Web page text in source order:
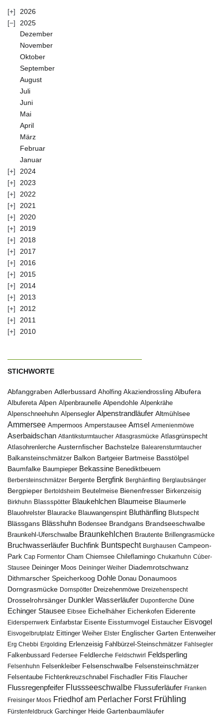
2026
2025
Dezember
November
Oktober
September
August
Juli
Juni
Mai
April
März
Februar
Januar
2024
2023
2022
2021
2020
2019
2018
2017
2016
2015
2014
2013
2012
2011
2010
STICHWORTE
Abfanggraben Adlerbussard Aholfing Akaziendrossling Albufera
Albufereta Alpen Alpenbraunelle Alpendohle Alpenkrähe
Alpenschneehuhn Alpensegler Alpenstrandläufer Altmühlsee
Ammersee Ampermoos Amperstausee Amsel Armenienmöwe
Aserbaidschan Atlantiksturmtaucher Atlasgrasmücke Atlasgrünspecht
Atlasohrenlerche Austernfischer Bachstelze Balearensturmtaucher
Balkansteinschmätzer Balkon Bartgeier Bartmeise Basstölpel
Baumfalke Baumpieper Bekassine Benediktbeuern
Berbersteinschmätzer Bergente Bergfink Berghänfling Berglaubsänger
Bergpieper Bertoldsheim Beutelmeise Bienenfresser Birkenzeisig
Birkhuhn Blassspötter Blaukehlchen Blaumeise Blaumerle
Blauohrelster Blauracke Blauwangenspint Bluthänfling Blutspecht
Blässgans Blässhuhn Bodensee Brandgans Brandseeschwalbe
Braunkehl-Uferschwalbe Braunkehlchen Brautente Brillengrasmücke
Bruchwasserläufer Buchfink Buntspecht Burghausen Campeon-
Park Cap Formentor Cham Chiemsee Chileflamingo Chukarhuhn Cúber-
Stausee Deininger Moos Deininger Weiher Diademrotschwanz
Dithmarscher Speicherkoog Dohle Donau Donaumoos
Dorngrasmücke Dornspötter Dreizehenmöwe Dreizehenspecht
Drosselrohrsänger Dunkler Wasserläufer Dupontlerche Düne
Echinger Stausee Eibsee Eichelhäher Eichenkofen Eiderente
Eidersperrwerk Einfarbstar Eisente Eissturmvogel Eistaucher Eisvogel
Eisvogelbrutplatz Eittinger Weiher Elster Englischer Garten Entenweiher
Erg Chebbi Ergolding Erlenzeisig Fahlbürzel-Steinschmätzer Fahlsegler
Falkenbussard Federsee Feldlerche Feldschwirl Feldsperling
Felsenhuhn Felsenkleiber Felsenschwalbe Felsensteinschmätzer
Felsentaube Fichtenkreuzschnabel Fischadler Fitis Flaucher
Flussregenpfeifer Flussseeschwalbe Flussuferläufer Franken
Freisinger Moos Friedhof am Perlacher Forst Frühling
Fürstenfeldbruck Garchinger Heide Gartenbaumläufer